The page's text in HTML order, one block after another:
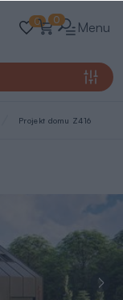
0 0 Menu
Projekt domu Z416